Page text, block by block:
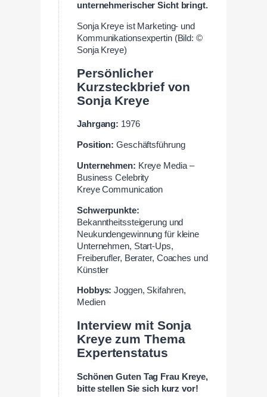
unternehmerischer Sicht bringt.
Sonja Kreye ist Marketing- und
Kommunikationsexpertin (Bild: ©
Sonja Kreye)
Persönlicher
Kurzsteckbrief von
Sonja Kreye
Jahrgang: 1976
Position: Geschäftsführung
Unternehmen: Kreye Media –
Business Celebrity
Kreye Communication
Schwerpunkte:
Bekanntheitssteigerung und
Neukundengewinnung für kleine
Unternehmen, Start-Ups,
Freiberufler, Berater, Coaches und
Künstler
Hobbys: Joggen, Skifahren,
Medien
Interview mit Sonja
Kreye zum Thema
Expertenstatus
Schönen Guten Tag Frau Kreye,
bitte stellen Sie sich kurz vor!